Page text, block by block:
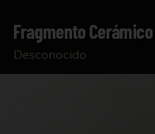
Fragmento Cerámico
Desconocido